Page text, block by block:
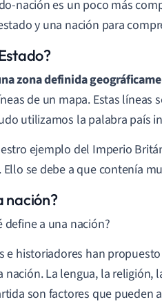
nación es un poco más
y una nación para
zona definida
de un mapa. Estas
utilizamos la palabra país
ejemplo del Imperio
se debe a que contenía
nación?
define a una nación?
e historiadores han
La lengua, la religión,
son factores que pueden